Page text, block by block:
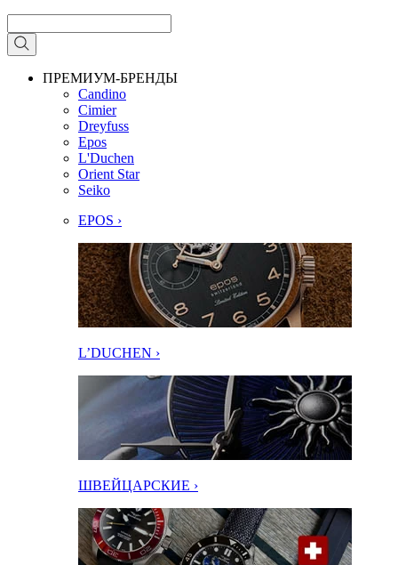
ПРЕМИУМ-БРЕНДЫ
Candino
Cimier
Dreyfuss
Epos
L'Duchen
Orient Star
Seiko
EPOS ›
L’DUCHEN ›
ШВЕЙЦАРСКИЕ ›